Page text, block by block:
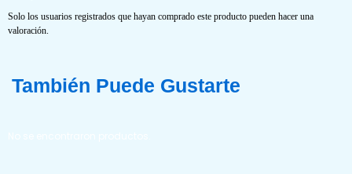
Solo los usuarios registrados que hayan comprado este producto pueden hacer una
valoración.
También Puede Gustarte